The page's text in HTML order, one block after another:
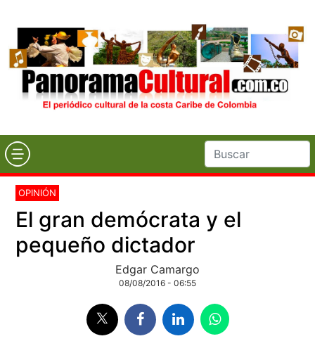
OPINIÓN
El gran demócrata y el
pequeño dictador
Edgar Camargo
08/08/2016 - 06:55